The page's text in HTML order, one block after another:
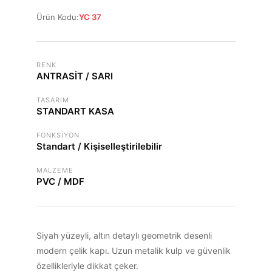
Ürün Kodu:YC 37
RENK
ANTRASİT / SARI
TASARIM
STANDART KASA
FONKSIYON
Standart / Kişiselleştirilebilir
MALZEME
PVC / MDF
Siyah yüzeyli, altın detaylı geometrik desenli
modern çelik kapı. Uzun metalik kulp ve güvenlik
özellikleriyle dikkat çeker.